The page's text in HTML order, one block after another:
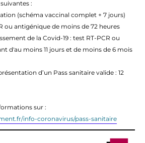
:
(schéma vaccinal complet + 7 jours)
ou antigénique de moins de 72 heures
de la Covid-19 : test RT-PCR ou
d'au moins 11 jours et de moins de 6 mois
d’un Pass sanitaire valide : 12
sur :
info-coronavirus/pass-sanitaire